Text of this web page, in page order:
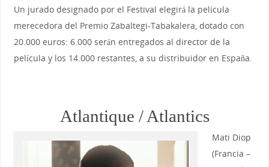
Un jurado designado por el Festival elegirá la película
merecedora del Premio Zabaltegi-Tabakalera, dotado con
20.000 euros: 6.000 serán entregados al director de la
película y los 14.000 restantes, a su distribuidor en España.
Atlantique / Atlantics
Mati Diop
(Francia –